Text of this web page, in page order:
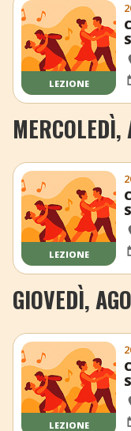
LEZIONE
LEZIONE
GIOVEDÌ,
LEZIONE